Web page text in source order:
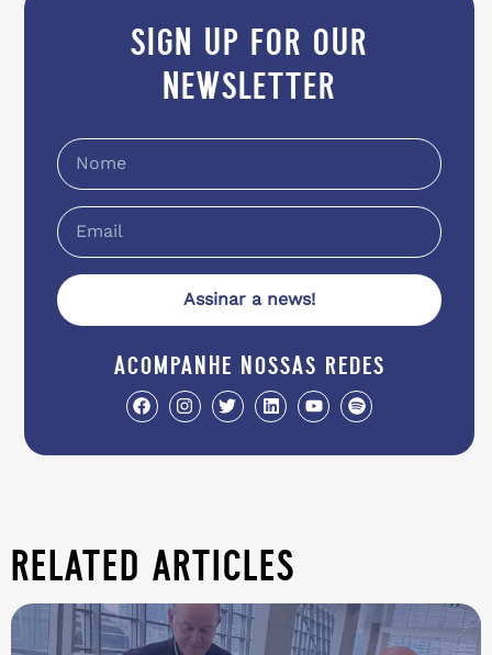
sign up for our
newsletter
Assinar a news!
acompanhe nossas redes
related articles